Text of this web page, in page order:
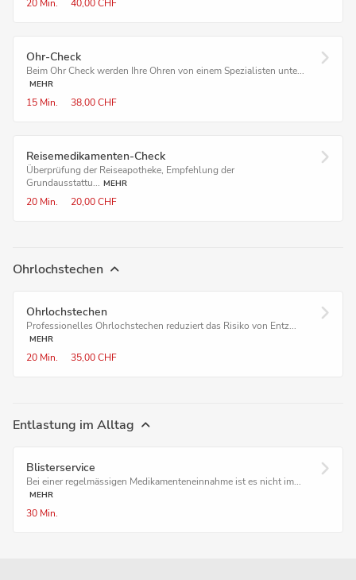
20 Min. 40,00 CHF
Ohr-Check
Beim Ohr Check werden Ihre Ohren von einem Spezialisten unte...
MEHR
15 Min. 38,00 CHF
Reisemedikamenten-Check
Überprüfung der Reiseapotheke, Empfehlung der
Grundausstattu... MEHR
20 Min. 20,00 CHF
Ohrlochstechen
Ohrlochstechen
Professionelles Ohrlochstechen reduziert das Risiko von Entz...
MEHR
20 Min. 35,00 CHF
Entlastung im Alltag
Blister­service
Bei einer regelmässigen Medikamenteneinnahme ist es nicht im...
MEHR
30 Min.